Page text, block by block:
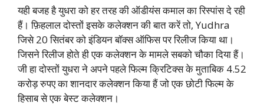
यही बजह है युधरा को हर तरह की ऑडीयंस कमाल का रिस्पांस दे रही
हैं। फ़िहलाल दोस्तों इसके कलेक्शन की बात करें तो, Yudhra
जिसे 20 सितंबर को इंडियन बॉक्स ऑफिस पर रिलीज किया था।
जिसने रिलीज होते ही एक कलेक्शन के मामले सबको चौका दिया हैं।
जी हा दोस्तों युधरा ने अपने पहले फिल्म क्रिटिक्स के मुताबिक 4.52
करोड़ रुपए का शानदार कलेक्शन किया हैं जो एक छोटी फिल्म के
हिसाब से एक बेस्ट कलेक्शन।